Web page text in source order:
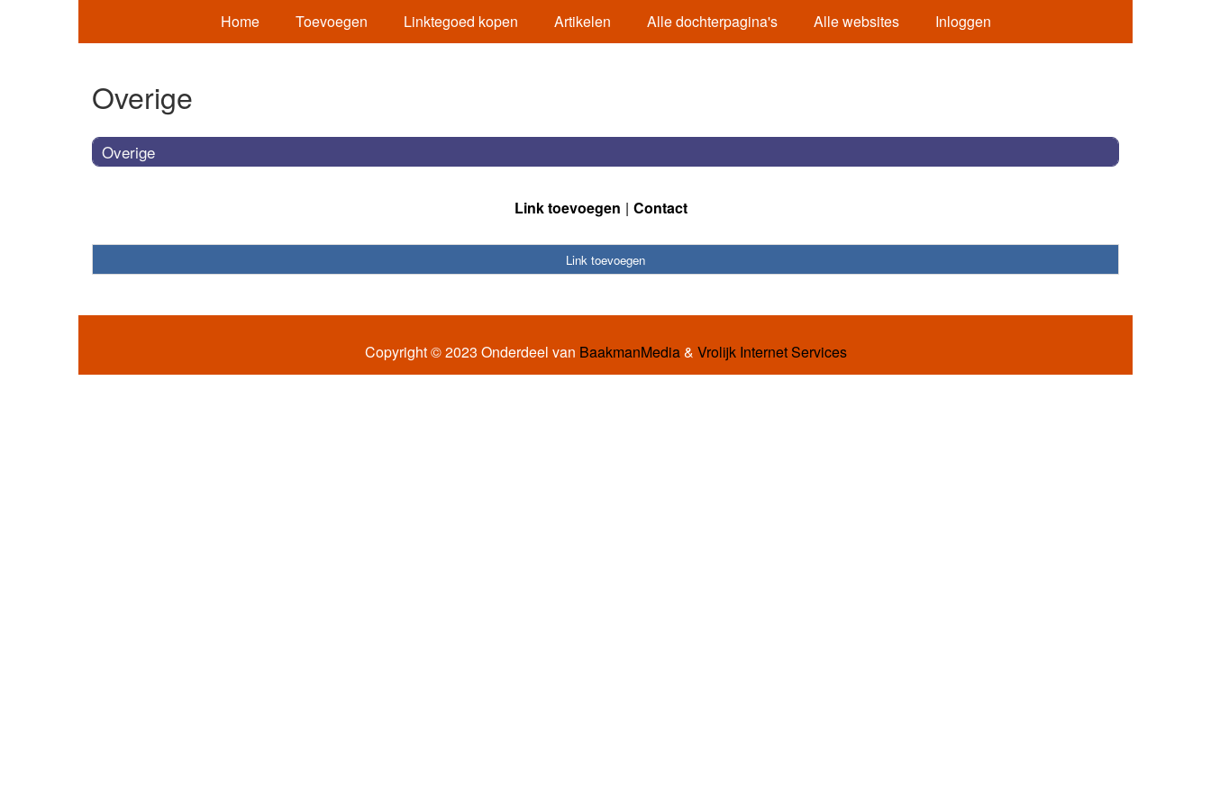
Home Toevoegen Linktegoed kopen Artikelen Alle dochterpagina's Alle websites Inloggen
Overige
Overige
Link toevoegen Contact
Link toevoegen
Copyright © 2023 Onderdeel van BaakmanMedia& Vrolijk Internet Services